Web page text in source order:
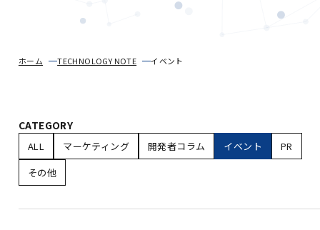
ホーム TECHNOLOGY NOTE イベント
CATEGORY
ALL マーケティング 開発者コラム イベント
PR
その他